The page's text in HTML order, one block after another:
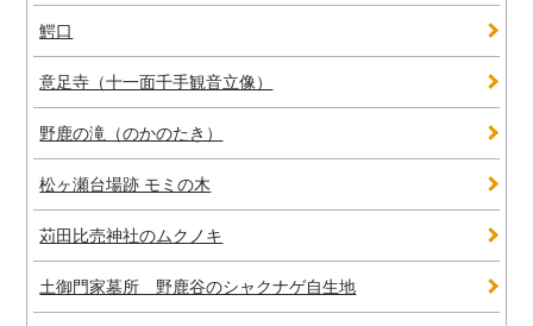
鰐口
意足寺（十一面千手観音立像）
野鹿の滝（のかのたき）
松ヶ瀬台場跡 モミの木
苅田比売神社のムクノキ
土御門家墓所 野鹿谷のシャクナゲ自生地